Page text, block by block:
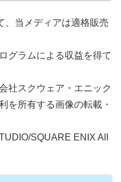
、当メディアは適格販売
グラムによる収益を得て
社スクウェア・エニック
を所有する画像の転載・
SQUARE ENIX All